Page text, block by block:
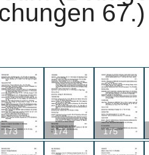
173 174 175